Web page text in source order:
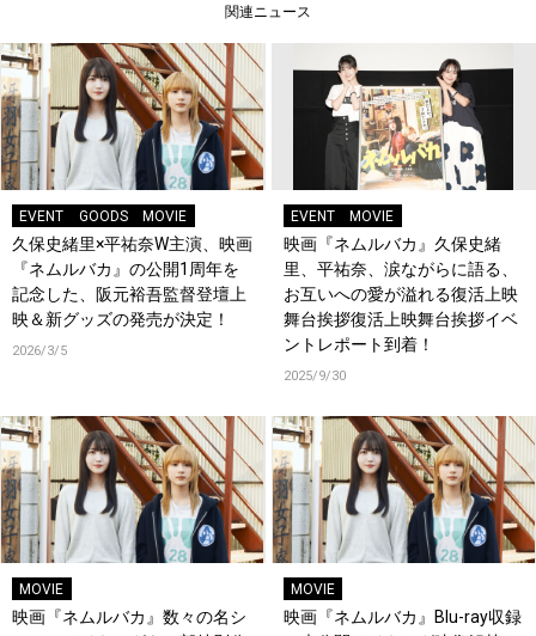
関連ニュース
EVENT GOODS MOVIE
久保史緒里×平祐奈W主演、映画
『ネムルバカ』の公開1周年を
記念した、阪元裕吾監督登壇上
映＆新グッズの発売が決定！
2026/3/5
EVENT MOVIE
映画『ネムルバカ』久保史緒
里、平祐奈、涙ながらに語る、
お互いへの愛が溢れる復活上映
舞台挨拶復活上映舞台挨拶イベ
ントレポート到着！
2025/9/30
MOVIE
映画『ネムルバカ』数々の名シ
MOVIE
映画『ネムルバカ』Blu-ray収録